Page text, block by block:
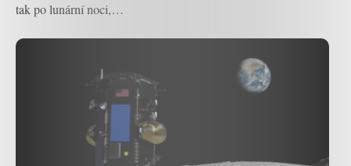
tak po lunární noci,…